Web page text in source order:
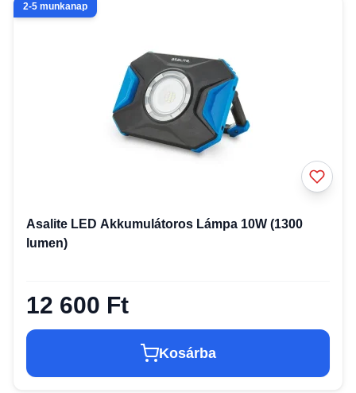
2-5 munkanap
Asalite LED Akkumulátoros Lámpa 10W (1300
lumen)
12 600 Ft
Kosárba